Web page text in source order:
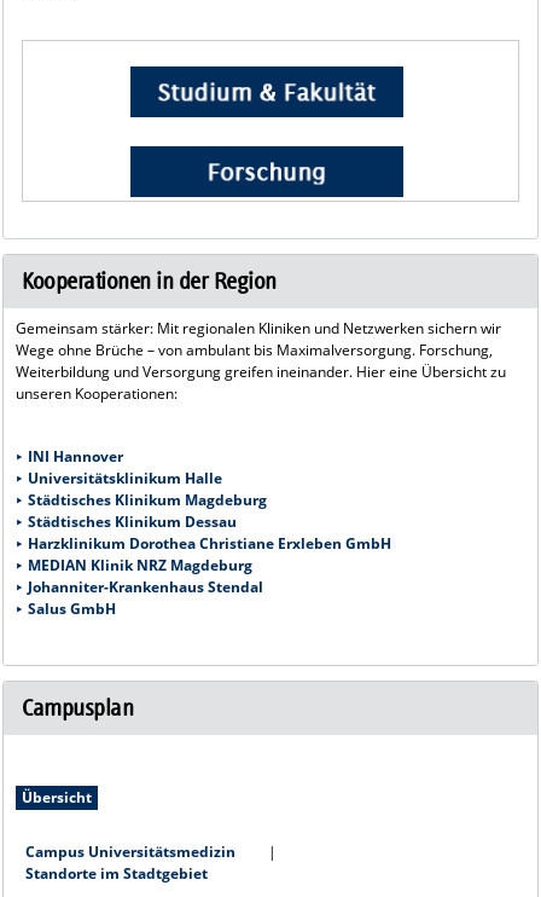
Kooperationen in der Region
Gemeinsam stärker: Mit regionalen Kliniken und Netzwerken sichern wir
Wege ohne Brüche – von ambulant bis Maximalversorgung. Forschung,
Weiterbildung und Versorgung greifen ineinander. Hier eine Übersicht zu
unseren Kooperationen:
INI Hannover
Universitätsklinikum Halle
Städtisches Klinikum Magdeburg
Städtisches Klinikum Dessau
Harzklinikum Dorothea Christiane Erxleben GmbH
MEDIAN Klinik NRZ Magdeburg
Johanniter-Krankenhaus Stendal
Salus GmbH
Campusplan
Übersicht
Campus Universitätsmedizin
Standorte im Stadtgebiet